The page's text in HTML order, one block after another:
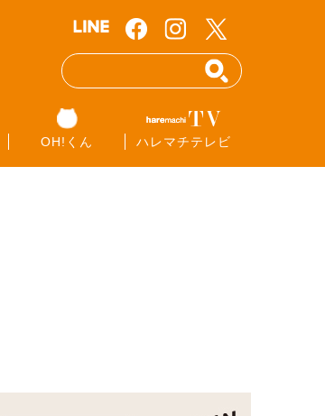
OH!くん ハレマチテレビ